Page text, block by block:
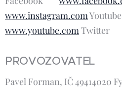
www.instagram.com
www.youtube.com
PROVOZOVATEL
Pavel Forman, IČ 49414020